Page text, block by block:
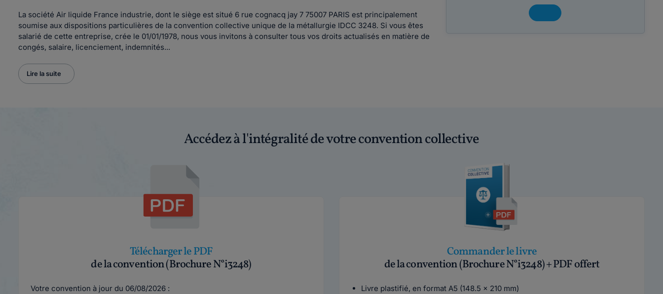
La société Air liquide France industrie, dont le siège est situé 6 rue cognacq jay 7 75007 PARIS est principalement
soumise aux dispositions particulières de la convention collective unique de la métallurgie IDCC 3248. Si vous êtes
salarié de cette entreprise, crée le 01/01/1978, nous vous invitons à consulter tous vos droits actualisés en matière de
congés, salaire, licenciement, indemnités...
Lire la suite
Accédez à l'intégralité de votre convention collective
Télécharger le PDF
de la convention (Brochure N°i3248)
Votre convention à jour du 06/08/2026 :
Commander le livre
de la convention (Brochure N°i3248) + PDF offert
Livre plastifié, en format A5 (148.5 x 210 mm)